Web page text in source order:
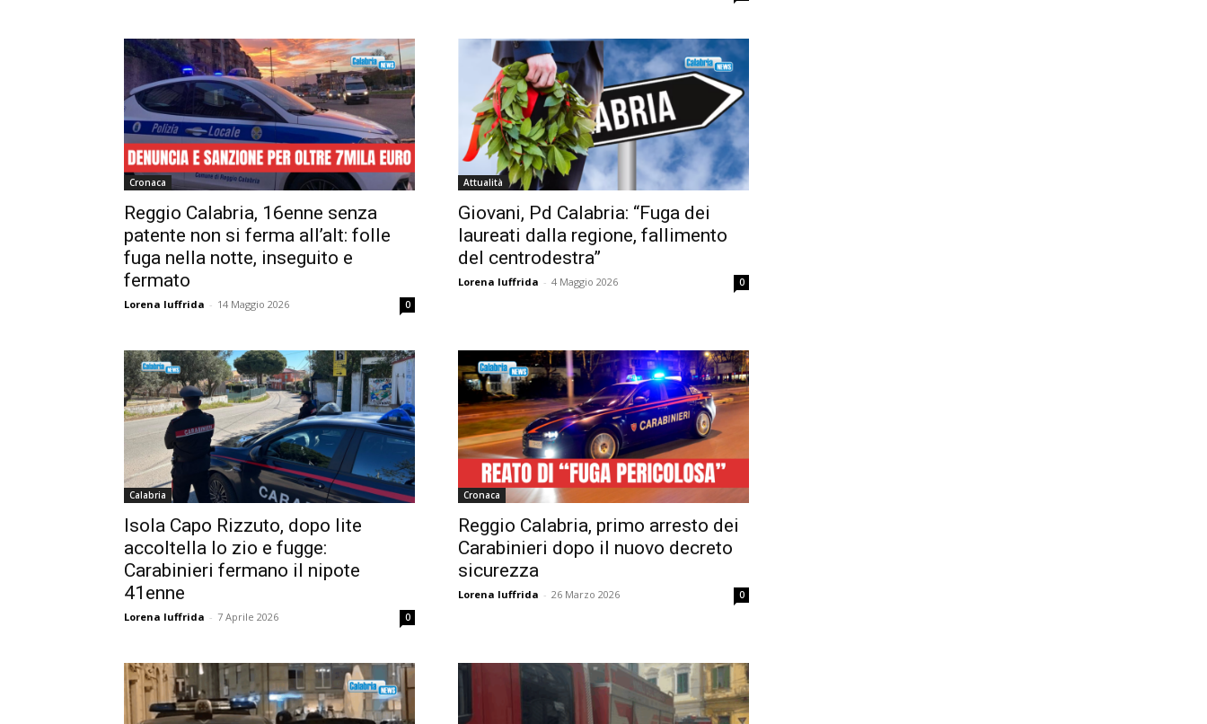
Cronaca
Reggio Calabria, 16enne senza
patente non si ferma all’alt: folle
fuga nella notte, inseguito e
fermato
Lorena Iuffrida - 14 Maggio 2026 0
Attualità
Giovani, Pd Calabria: “Fuga dei
laureati dalla regione, fallimento
del centrodestra”
Lorena Iuffrida - 4 Maggio 2026 0
Calabria
Isola Capo Rizzuto, dopo lite
accoltella lo zio e fugge:
Carabinieri fermano il nipote
41enne
Lorena Iuffrida - 7 Aprile 2026 0
Cronaca
Reggio Calabria, primo arresto dei
Carabinieri dopo il nuovo decreto
sicurezza
Lorena Iuffrida - 26 Marzo 2026 0